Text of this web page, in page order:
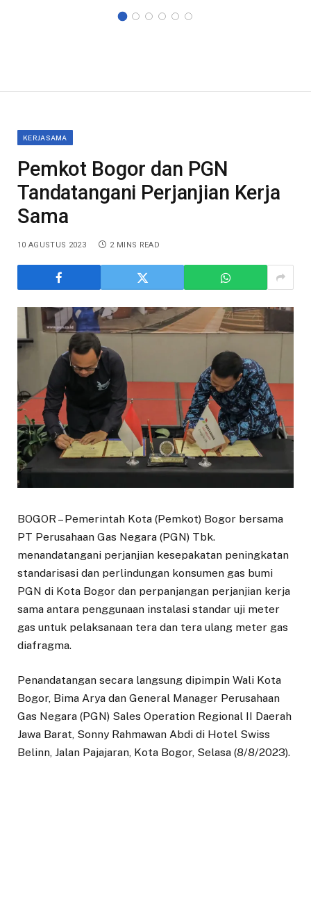
KERJASAMA
Pemkot Bogor dan PGN
Tandatangani Perjanjian Kerja
Sama
10 AGUSTUS 2023 2 MINS READ
BOGOR – Pemerintah Kota (Pemkot) Bogor bersama
PT Perusahaan Gas Negara (PGN) Tbk.
menandatangani perjanjian kesepakatan peningkatan
standarisasi dan perlindungan konsumen gas bumi
PGN di Kota Bogor dan perpanjangan perjanjian kerja
sama antara penggunaan instalasi standar uji meter
gas untuk pelaksanaan tera dan tera ulang meter gas
diafragma.
Penandatangan secara langsung dipimpin Wali Kota
Bogor, Bima Arya dan General Manager Perusahaan
Gas Negara (PGN) Sales Operation Regional II Daerah
Jawa Barat, Sonny Rahmawan Abdi di Hotel Swiss
Belinn, Jalan Pajajaran, Kota Bogor, Selasa (8/8/2023).